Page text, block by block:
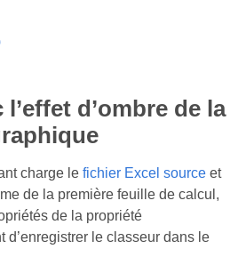
d’ombre de la
charge le fichier Excel source et
de la première feuille de calcul,
de la propriété
d’enregistrer le classeur dans le